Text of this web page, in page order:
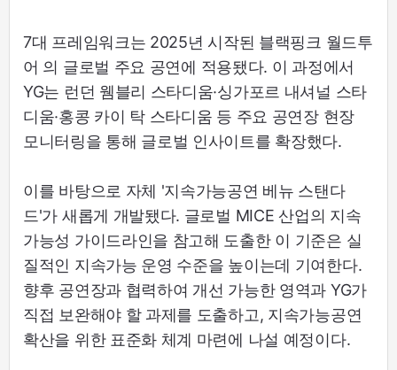
7대 프레임워크는 2025년 시작된 블랙핑크 월드투
어 의 글로벌 주요 공연에 적용됐다. 이 과정에서
YG는 런던 웸블리 스타디움·싱가포르 내셔널 스타
디움·홍콩 카이 탁 스타디움 등 주요 공연장 현장
모니터링을 통해 글로벌 인사이트를 확장했다.
이를 바탕으로 자체 '지속가능공연 베뉴 스탠다
드'가 새롭게 개발됐다. 글로벌 MICE 산업의 지속
가능성 가이드라인을 참고해 도출한 이 기준은 실
질적인 지속가능 운영 수준을 높이는데 기여한다.
향후 공연장과 협력하여 개선 가능한 영역과 YG가
직접 보완해야 할 과제를 도출하고, 지속가능공연
확산을 위한 표준화 체계 마련에 나설 예정이다.